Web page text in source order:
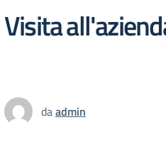
Visita
daadmin